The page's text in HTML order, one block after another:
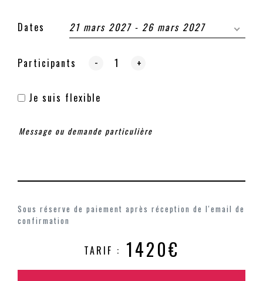
Dates 21 mars 2027 - 26 mars 2027
Participants - +
Je suis flexible
Sous réserve de paiement après réception de l'email de
confirmation
TARIF : 1420€